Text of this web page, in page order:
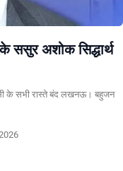
ससुर अशोक सिद्धार्थ
के सभी रास्ते बंद लखनऊ। बहुजन